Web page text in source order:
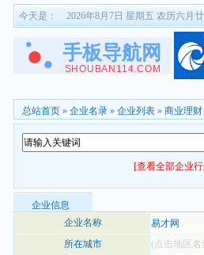
今天是： 2026年8月7日 星期五 农历六月
总站首页 » 企业名录 » 企业列表 » 商业理财
[查看全部企业
企业信息
企业名称
易才网
所在城市
(点击地区